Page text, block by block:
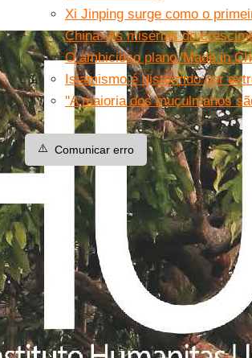
Xi Jinping surge como o
China. As misérias do
O ambicioso plano 'Made in
Islamismo é distorcido por
''A maioria dos muçulmanos
⚠️ Comunicar erro